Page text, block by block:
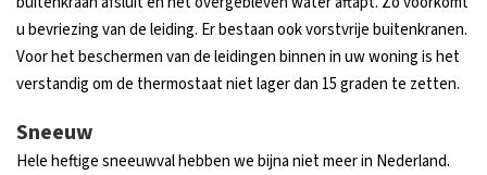
u bevriezing van de leiding. Er bestaan ook vorstvrije buitenkranen.
Voor het beschermen van de leidingen binnen in uw woning is het
verstandig om de thermostaat niet lager dan 15 graden te zetten.
Sneeuw
Hele heftige sneeuwval hebben we bijna niet meer in Nederland.